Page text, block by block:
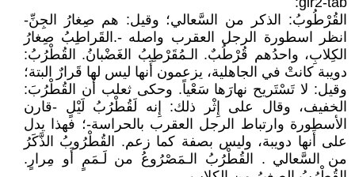
القُرْطُوبُ: الذكر من السَّعالي؛ وقيل: هم صِغارُ الجِنِّ-
انظر اسطورة الرجل العقرب واصله -.القَراطِبُ صِغارُ
الكِلابِ، واحدُهم قُرْطُبٌ. الـمُقَرْطِبُ الغَضْبانُ. القُطْرُبُ:
دويبة كانتْ في الجاهلية، يزعمون أَنها ليس لها قَرارٌ البتة؛
وقيل: لا تَسْتَريح نهارَها سَعْياً. وحكى ثعلب أَن القُطْرُبَ:
الخفيف، وقال على إِثْر ذلك: إِنه لَقُطْرُبُ لَيْلٍ -قارن
الأسطورة وارتباط الرجل العقرب بالحراسة-؛ فهذا يدل
على أَنها دويبة، وليس بصفة كما زعم. القُطْرُوبُ الذَّكَرُ
من السَّعالي . القُطْرُبُ الـمَصْرُوعُ من لَـمَمٍ أَو مِرارٍ.